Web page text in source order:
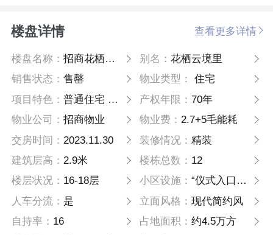
楼盘详情 查看更多详情
楼盘名称：招商花栖云境里 别名： 花栖云境里
销售状态：售罄 物业类型：
住宅
项目特色：普通住宅 高层 产权年限： 70年
物业公司：招商物业 物业费： 2.7+5毛能耗
交房时间： 2023.11.30 装修情况： 精装
建筑层高：2.9米 楼栋总数： 12
楼层状况： 16-18层 小区设施： “仪式入口、商业街、林下风致、乐林花园、物语森林、浮光森屿、森活能量场、林间运动汇、有氧健康环形跑道”九大功能模块
人车分流： 是 立面风格： 现代简约风
自持率： 16 占地面积： 约4.5万方